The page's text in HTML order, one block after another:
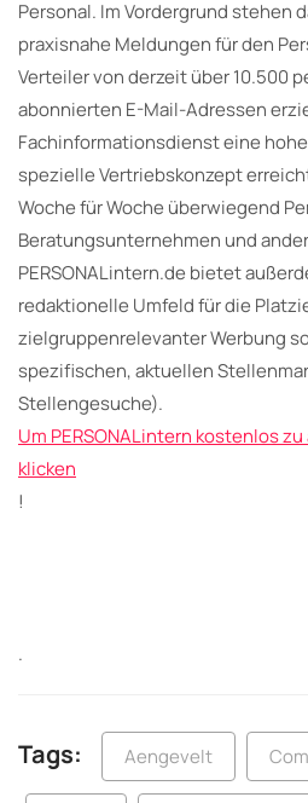
Personal. Im Vordergrund stehen
praxisnahe Meldungen für den
Verteiler von derzeit über 10.500
abonnierten E-Mail-Adressen
Fachinformationsdienst eine
spezielle Vertriebskonzept
Woche für Woche überwiegend
Beratungsunternehmen und
PERSONALintern.de bietet
redaktionelle Umfeld für die
zielgruppenrelevanter Werbung
spezifischen, aktuellen
Stellengesuche).
Um PERSONALintern kostenlos
klicken
!
.
Tags: Aengevelt